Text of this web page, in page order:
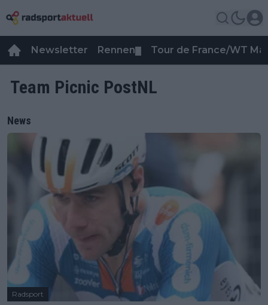
Newsletter Rennen Tour de France/WT
Team Picnic PostNL
News
Radsport